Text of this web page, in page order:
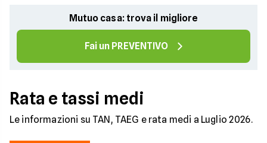
Mutuo casa: trova il migliore
Fai un PREVENTIVO
Rata e tassi medi
Le informazioni su TAN, TAEG e rata medi a Luglio 2026.